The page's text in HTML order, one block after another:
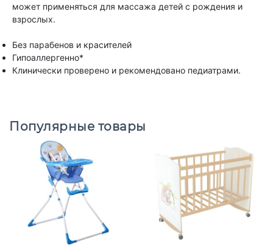
может применяться для массажа детей с рождения и
взрослых.
Без парабенов и красителей
Гипоаллергенно*
Клинически проверено и рекомендовано педиатрами.
Популярные товары